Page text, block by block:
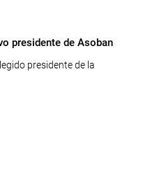
presidente de Asoban
presidente de la